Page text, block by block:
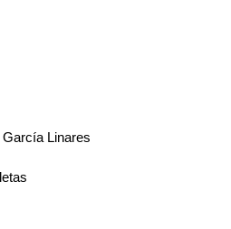
Linares